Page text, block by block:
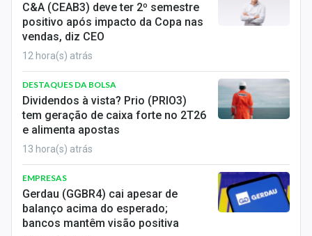
C&A (CEAB3) deve ter 2º semestre
positivo após impacto da Copa nas
vendas, diz CEO
12 hora(s) atrás
DESTAQUES DA BOLSA
Dividendos à vista? Prio (PRIO3)
tem geração de caixa forte no 2T26
e alimenta apostas
13 hora(s) atrás
EMPRESAS
Gerdau (GGBR4) cai apesar de
balanço acima do esperado;
bancos mantêm visão positiva